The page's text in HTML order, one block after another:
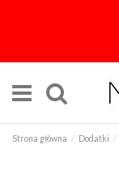
Strona główna Dodatki